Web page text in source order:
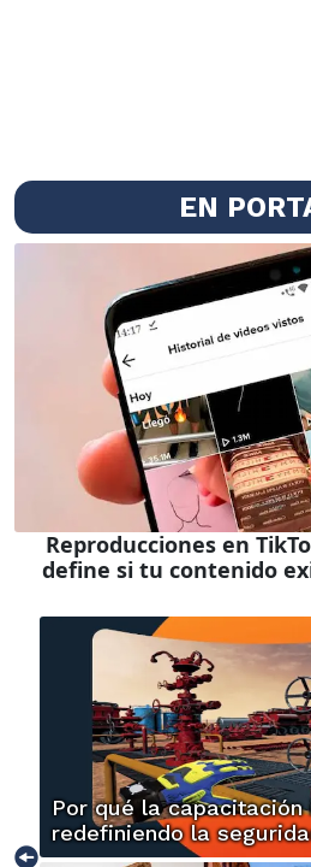
EN
Reproducciones en
define si tu contenido
Por qué la
redefiniendo la